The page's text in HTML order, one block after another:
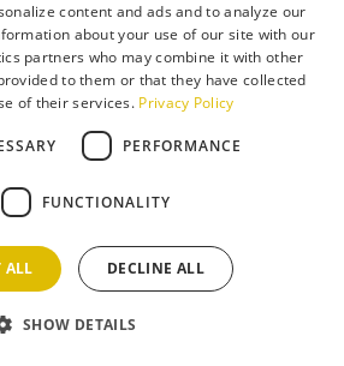
SWE030-1W 80CM
content and ads and to analyze our
about your use of our site with our
partners who may combine it with other
to them or that they have collected
of their services. Privacy Policy
PERFORMANCE
FUNCTIONALITY
ALL DECLINE ALL
SHOW DETAILS